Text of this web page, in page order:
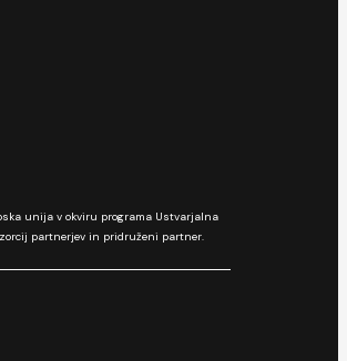
unija v okviru programa Ustvarjalna
partnerjev in pridruženi partner.